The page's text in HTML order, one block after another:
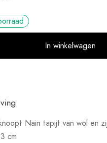
In winkelwagen
Nain tapijt van wol en
cm